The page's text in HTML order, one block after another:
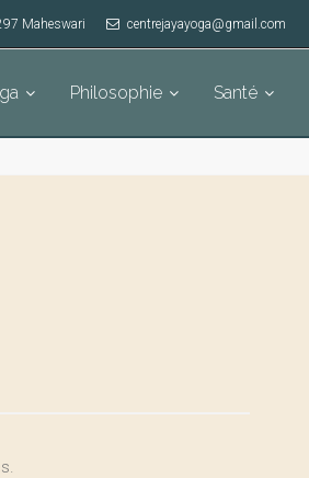
Maheswari centrejayayoga@gmail.com
Philosophie Santé